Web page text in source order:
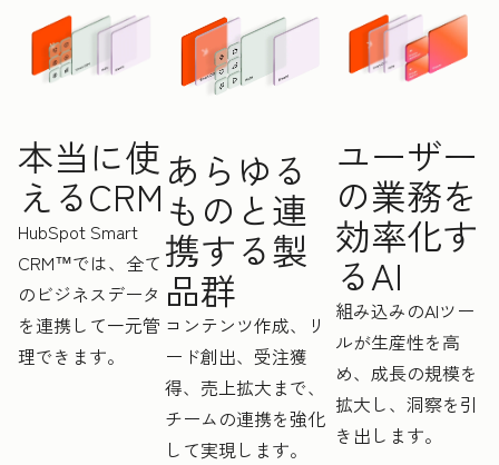
本当に使
えるCRM
HubSpot Smart
CRM™では、全て
のビジネスデータ
を連携して一元管
理できます。
あらゆる
ものと連
携する製
品群
コンテンツ作成、リ
ード創出、受注獲
得、売上拡大まで、
チームの連携を強化
して実現します。
ユーザー
の業務を
効率化す
るAI
組み込みのAIツー
ルが生産性を高
め、成長の規模を
拡大し、洞察を引
き出します。